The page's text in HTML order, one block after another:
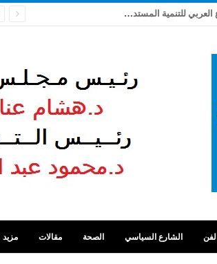
ربيع شاهين يكتب: بعد تعثر ٩ سنوات .. مصر والجامعة تعدان للنسخة الثانية من الأسبوع العربي للتنمية المستدامة
الشارع السياسي الصحة مقالات مزيد